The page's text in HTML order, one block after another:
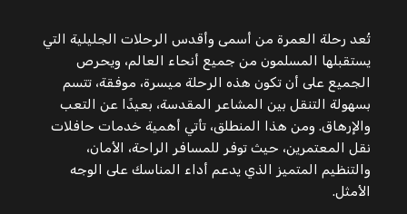
تُعد رحلة العمرة من أسمى وأقدس الرحلات الجليلية التي
يستقبلها المسلمون من جميع أنحاء العالم، ويحرص
الجميع على أن تكون هذه الرحلة ميسرة، موفقة، تتسم
بسهولة التنقل بين المشاعر المقدسة، بعيدًا عن التعب
والإرهاق. ومن هذا المنطلق، تأتي أهمية خدمات حافلات
نقل المعتمرين، حيث توفر للمسافر الراحة، الأمان،
والتنظيم المتميز الذي يدعم أداء المناسك على الوجه
الأمثل.